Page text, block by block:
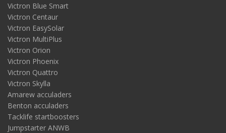
Victron Blue Smart
Victron Centaur
Victron EasySolar
Victron MultiPlus
Victron Orion
Victron Phoenix
Victron Quattro
Victron Skylla
Amarew acculaders
Benton acculaders
Tacklife startboosters
Jumpstarter ANWB